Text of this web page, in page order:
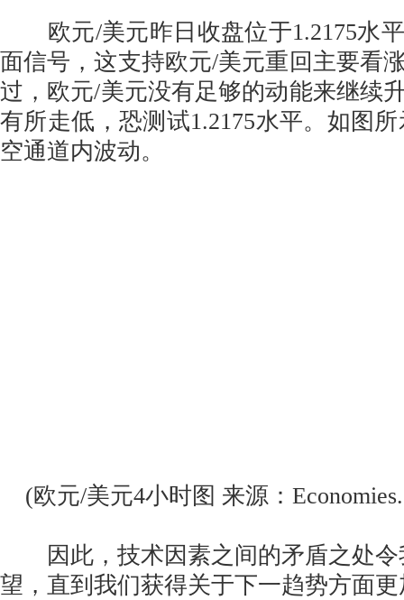
欧元/美元昨日收盘位于1.2175水
面信号，这支持欧元/美元重回主要看
过，欧元/美元没有足够的动能来继续
有所走低，恐测试1.2175水平。如图
空通道内波动。
(欧元/美元4小时图 来源：
因此，技术因素之间的矛盾之处令
望，直到我们获得关于下一趋势方面